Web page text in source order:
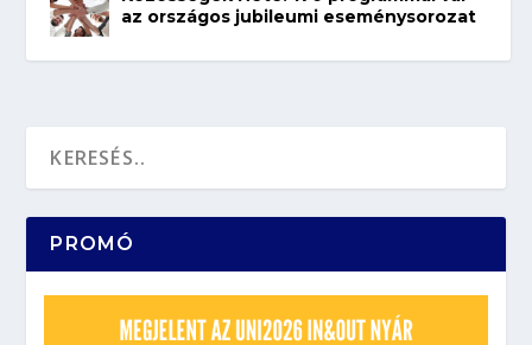
az országos jubileumi eseménysorozat
PROMÓ